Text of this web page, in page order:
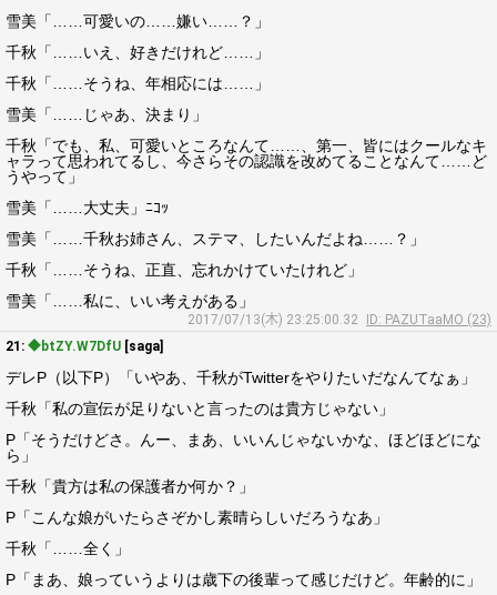
雪美「……可愛いの……嫌い……？」
千秋「……いえ、好きだけれど……」
千秋「……そうね、年相応には……」
雪美「……じゃあ、決まり」
千秋「でも、私、可愛いところなんて……、第一、皆にはクールなキ
ャラって思われてるし、今さらその認識を改めてることなんて……ど
うやって」
雪美「……大丈夫」ﾆｺｯ
雪美「……千秋お姉さん、ステマ、したいんだよね……？」
千秋「……そうね、正直、忘れかけていたけれど」
雪美「……私に、いい考えがある」
2017/07/13(木) 23:25:00.32
ID: PAZUTaaMO (23)
21: ◆btZY.W7DfU [saga]
デレP（以下P）「いやあ、千秋がTwitterをやりたいだなんてなぁ」
千秋「私の宣伝が足りないと言ったのは貴方じゃない」
P「そうだけどさ。んー、まあ、いいんじゃないかな、ほどほどにな
ら」
千秋「貴方は私の保護者か何か？」
P「こんな娘がいたらさぞかし素晴らしいだろうなあ」
千秋「……全く」
P「まあ、娘っていうよりは歳下の後輩って感じだけど。年齢的に」